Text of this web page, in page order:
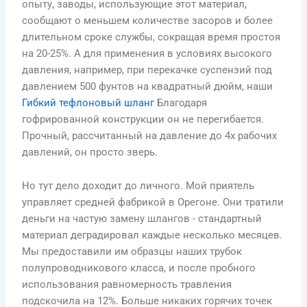
опыту, заводы, использующие этот материал,
сообщают о меньшем количестве засоров и более
длительном сроке службы, сокращая время простоя
на 20-25%. А для применения в условиях высокого
давления, например, при перекачке суспензий под
давлением 500 фунтов на квадратный дюйм, наши
Гибкий тефлоновый шлангБлагодаря
гофрированной конструкции он не перегибается.
Прочный, рассчитанный на давление до 4х рабочих
давлений, он просто зверь.
Но тут дело доходит до личного. Мой приятель
управляет средней фабрикой в Орегоне. Они тратили
деньги на частую замену шлангов - стандартный
материал деградировал каждые несколько месяцев.
Мы предоставили им образцы наших трубок
полупроводникового класса, и после пробного
использования равномерность травления
подскочила на 12%. Больше никаких горячих точек